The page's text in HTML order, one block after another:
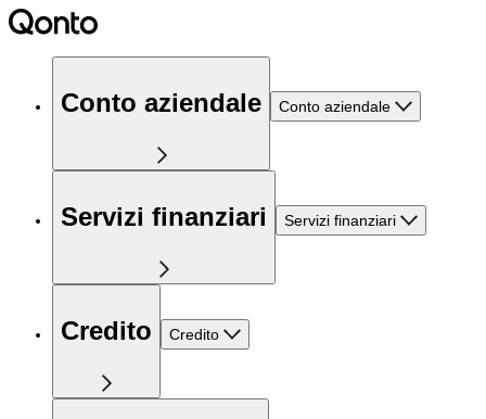
Conto aziendale Conto aziendale
Servizi finanziari Servizi finanziari
Credito Credito